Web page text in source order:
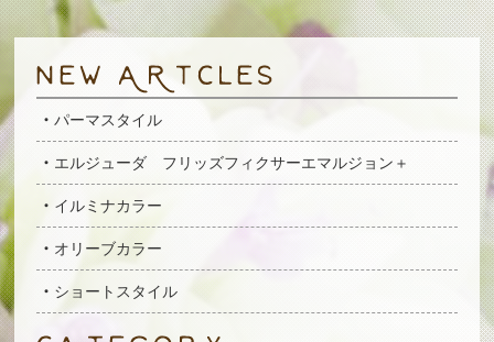
パーマスタイル
エルジューダ フリッズフィクサーエマルジョン＋
イルミナカラー
オリーブカラー
ショートスタイル